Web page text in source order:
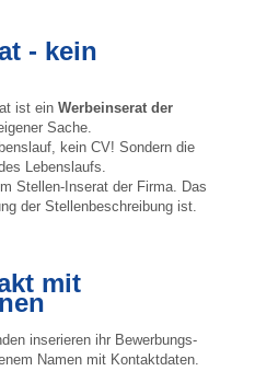
- kein
ist einWerbeinserat der
Sache.
kein CV! Sondern die
Lebenslaufs.
Stellen-Inserat der Firma. Das
der Stellenbeschreibung ist.
mit
inserieren ihr Bewerbungs-
Namen mit Kontaktdaten.